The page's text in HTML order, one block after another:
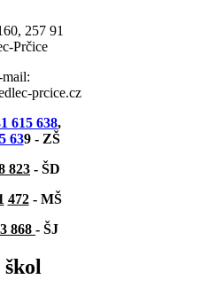
257 91
Prčice
prcice.cz
615 638,
639 - ZŠ
823 - ŠD
472- MŠ
868 - ŠJ
škol